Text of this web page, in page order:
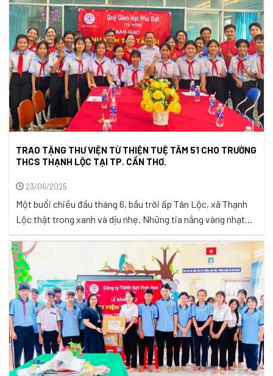
TRAO TẶNG THƯ VIỆN TỪ THIỆN TUỆ TÂM 51 CHO TRƯỜNG
THCS THẠNH LỘC TẠI TP. CẦN THƠ.
23/06/2025
Một buổi chiều đầu tháng 6, bầu trời ấp Tân Lộc, xã Thạnh
Lộc thật trong xanh và dịu nhẹ. Những tia nắng vàng nhạt
len lỏi qua từng tán cây, gió thoảng nhẹ làm dịu mát không
gian buổi lễ trao tặng Thư viện Tuệ Tâm 51 tại trường THCS
Thạnh Lộc. Không khí ...